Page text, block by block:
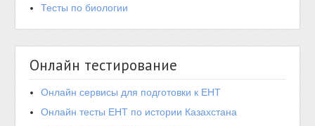
Тесты по биологии
Онлайн тестирование
Онлайн сервисы для подготовки к ЕНТ
Онлайн тесты ЕНТ по истории Казахстана